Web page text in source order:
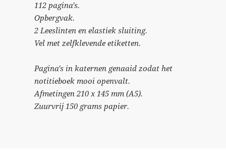
112 pagina's.
Opbergvak.
2 Leeslinten en elastiek sluiting.
Vel met zelfklevende etiketten.
Pagina's in katernen genaaid zodat het
notitieboek mooi openvalt.
Afmetingen 210 x 145 mm (A5).
Zuurvrij 150 grams papier.